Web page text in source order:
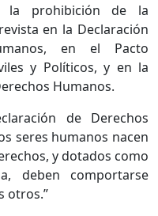
la prohibición de la
en la Declaración
en el Pacto
y Políticos, y en la
Humanos.
de Derechos
seres humanos nacen
y dotados como
deben comportarse
otros.”